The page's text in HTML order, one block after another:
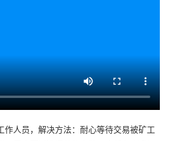
作人员，解决方法：耐心等待交易被矿工